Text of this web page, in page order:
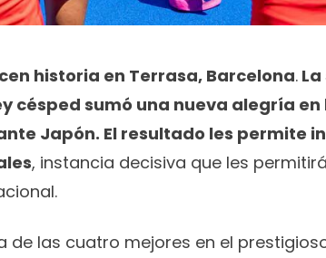
historia en Terrasa, Barcelona.
césped sumó una nueva alegría en
Japón. El resultado les permite
, instancia decisiva que les
de las cuatro mejores en el